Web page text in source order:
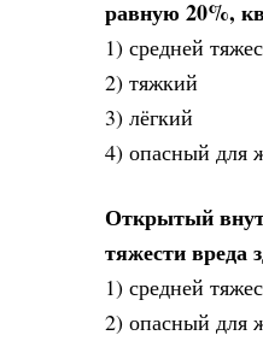
равную 20%,
1) средней
2) тяжкий
3) лёгкий
4) опасный для
Открытый
тяжести вреда
1) средней
2) опасный для